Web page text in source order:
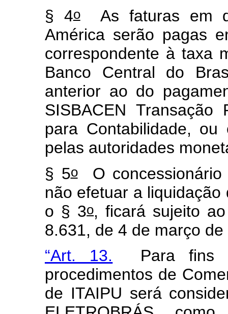
§ 4oAs faturas em
América serão pagas
correspondente à taxa
Banco Central do
anterior ao do
SISBACEN Transação
para Contabilidade,
pelas autoridades
§ 5oO concessionário
não efetuar a
o § 3o, ficará sujeito
8.631, de 4 de março de
“Art. 13. Para fins
procedimentos de
de ITAIPU será